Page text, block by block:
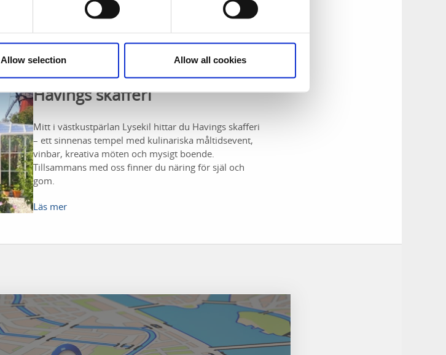
Allow selection Allow all cookies
Havings skafferi
Mitt i västkustpärlan Lysekil hittar du Havings skafferi
– ett sinnenas tempel med kulinariska måltidsevent,
vinbar, kreativa möten och mysigt boende.
Tillsammans med oss finner du näring för själ och
gom.
Läs mer